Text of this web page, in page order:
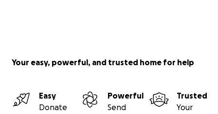
Your easy, powerful, and trusted home for help
Easy
Donate
Powerful
Send
Trusted
Your